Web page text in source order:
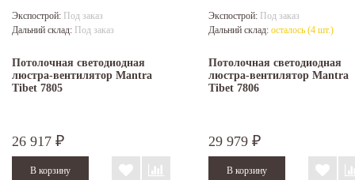
Экспострой: Под заказ
Дальний склад: Под заказ
Потолочная светодиодная
люстра-вентилятор Mantra
Tibet 7805
26 917 ₽
Экспострой: Под заказ
Дальний склад: осталось (4 шт.)
Потолочная светодиодная
люстра-вентилятор Mantra
Tibet 7806
29 979 ₽